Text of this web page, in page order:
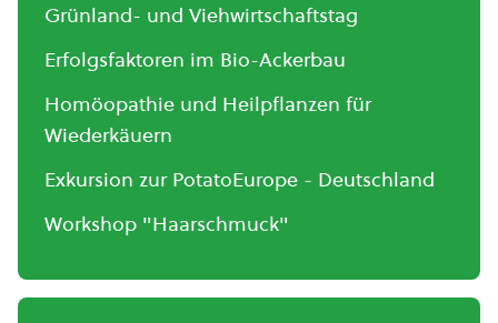
Grünland- und Viehwirtschaftstag
Erfolgsfaktoren im Bio-Ackerbau
Homöopathie und Heilpflanzen für
Wiederkäuern
Exkursion zur PotatoEurope - Deutschland
Workshop "Haarschmuck"